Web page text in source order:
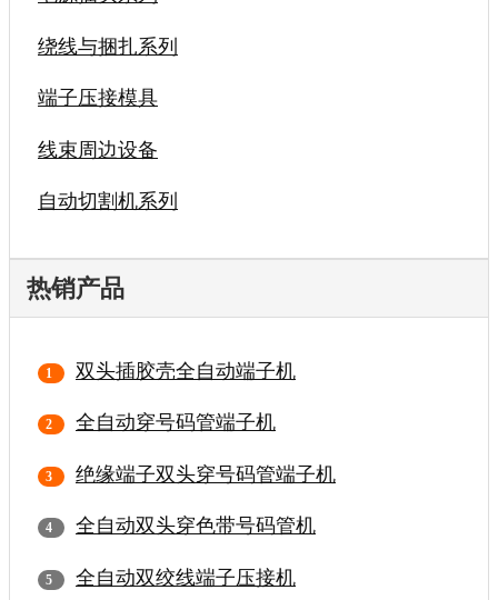
绕线与捆扎系列
端子压接模具
线束周边设备
自动切割机系列
热销产品
双头插胶壳全自动端子机
全自动穿号码管端子机
绝缘端子双头穿号码管端子机
全自动双头穿色带号码管机
全自动双绞线端子压接机